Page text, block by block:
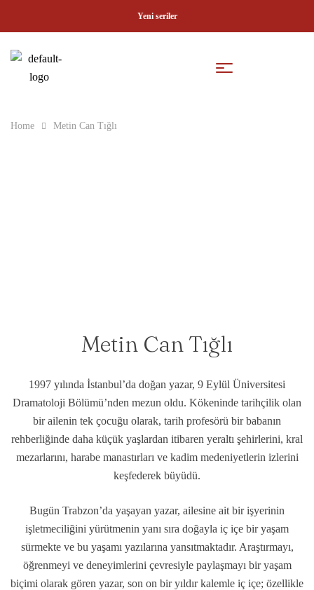
Yeni seriler
Home Metin Can Tığlı
Metin Can Tığlı
1997 yılında İstanbul’da doğan yazar, 9 Eylül Üniversitesi
Dramatoloji Bölümü’nden mezun oldu. Kökeninde tarihçilik olan
bir ailenin tek çocuğu olarak, tarih profesörü bir babanın
rehberliğinde daha küçük yaşlardan itibaren yeraltı şehirlerini, kral
mezarlarını, harabe manastırları ve kadim medeniyetlerin izlerini
keşfederek büyüdü.
Bugün Trabzon’da yaşayan yazar, ailesine ait bir işyerinin
işletmeciliğini yürütmenin yanı sıra doğayla iç içe bir yaşam
sürmekte ve bu yaşamı yazılarına yansıtmaktadır. Araştırmayı,
öğrenmeyi ve deneyimlerini çevresiyle paylaşmayı bir yaşam
biçimi olarak gören yazar, son on bir yıldır kalemle iç içe; özellikle